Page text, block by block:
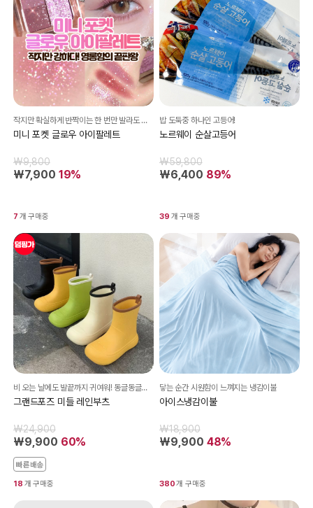
작지만 확실하게 반짝이는 한 번만 발라도 분위기 완성
미니 포켓 글로우 아이팔레트
₩9,800
₩7,900 19%
7 개 구매중
밥 도둑중 하나인 고등어!
노르웨이 순살고등어
₩59,800
₩6,400 89%
39 개 구매중
비 오는 날에도 발끝까지 귀여워! 동글동글한 매력의 미들 레인부츠!
그랜드포즈 미들 레인부츠
₩24,900
₩9,900 60%
빠른배송
18 개 구매중
닿는 순간 시원함이 느껴지는 냉감이불
아이스냉감이불
₩18,900
₩9,900 48%
380개 구매중